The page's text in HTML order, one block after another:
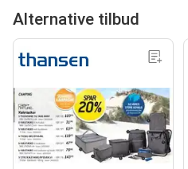
Alternative tilbud